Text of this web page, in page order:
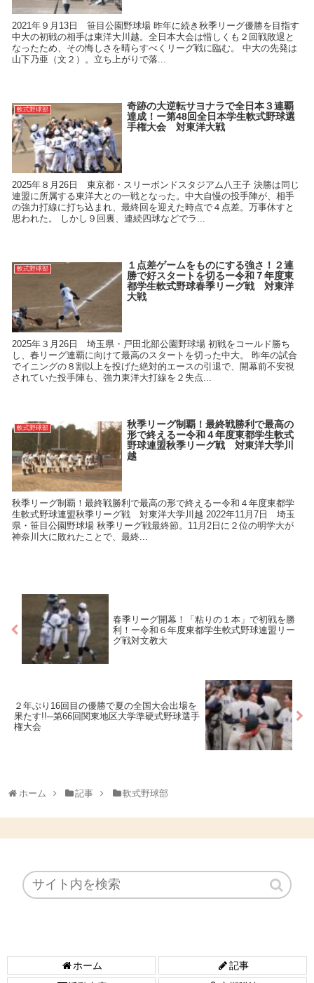
2021年９月13日 笹目公園野球場 昨年に続き秋季リーグ優勝を目指す
中大の初戦の相手は東洋大川越。全日本大会は惜しくも２回戦敗退と
なったため、その悔しさを晴らすべくリーグ戦に臨む。 中大の先発は
山下乃亜（文２）。立ち上がりで落...
軟式野球部
奇跡の大逆転サヨナラで全日本３連覇
達成！ー第48回全日本学生軟式野球選
手権大会 対東洋大戦
2025年８月26日 東京都・スリーボンドスタジアム八王子 決勝は同じ
連盟に所属する東洋大との一戦となった。中大自慢の投手陣が、相手
の強力打線に打ち込まれ、最終回を迎えた時点で４点差。万事休すと
思われた。 しかし９回裏、連続四球などでラ...
軟式野球部
１点差ゲームをものにする強さ！２連
勝で好スタートを切るー令和７年度東
都学生軟式野球春季リーグ戦 対東洋
大戦
2025年３月26日 埼玉県・戸田北部公園野球場 初戦をコールド勝ち
し、春リーグ連覇に向けて最高のスタートを切った中大。 昨年の試合
でイニングの８割以上を投げた絶対的エースの引退で、開幕前不安視
されていた投手陣も、強力東洋大打線を２失点...
軟式野球部
秋季リーグ制覇！最終戦勝利で最高の
形で終えるー令和４年度東都学生軟式
野球連盟秋季リーグ戦 対東洋大学川
越
秋季リーグ制覇！最終戦勝利で最高の形で終えるー令和４年度東都学
生軟式野球連盟秋季リーグ戦 対東洋大学川越 2022年11月7日 埼玉
県・笹目公園野球場 秋季リーグ戦最終節。11月2日に２位の明学大が
神奈川大に敗れたことで、最終...
春季リーグ開幕！「粘りの１本」で初戦を勝
利！ー令和６年度東都学生軟式野球連盟リー
グ戦対文教大
２年ぶり16回目の優勝で夏の全国大会出場を
果たす!!─第66回関東地区大学準硬式野球選手
権大会
ホーム 記事 軟式野球部
ホーム
記事